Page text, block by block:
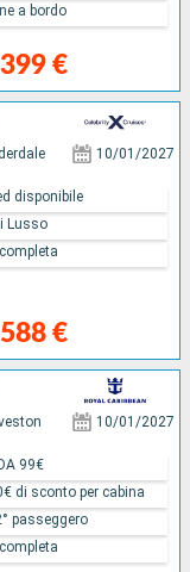
399 €
a bordo
10/01/2027
588 €
disponibile
Lusso
10/01/2027
99€
di sconto per cabina
passeggero